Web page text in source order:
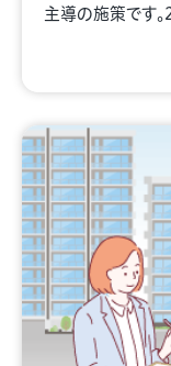
主導の施策です